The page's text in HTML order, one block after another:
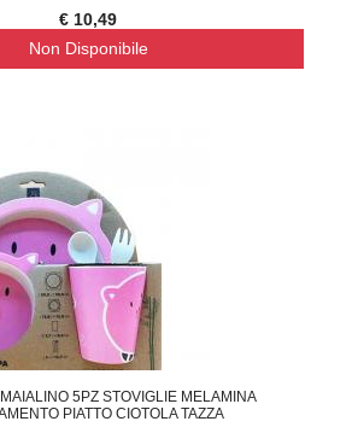
€ 10,49
Non Disponibile
5PZ STOVIGLIE MELAMINA
PIATTO CIOTOLA TAZZA